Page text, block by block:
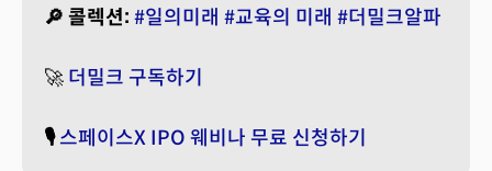
🔎 콜렉션: #일의미래 #교육의 미래 #더밀크알파
🚀 더밀크 구독하기
🎙️스페이스X IPO 웨비나 무료 신청하기